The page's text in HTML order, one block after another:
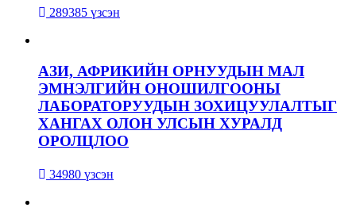
289385 үзсэн
АЗИ, АФРИКИЙН ОРНУУДЫН МАЛ
ЭМНЭЛГИЙН ОНОШИЛГООНЫ
ЛАБОРАТОРУУДЫН ЗОХИЦУУЛАЛТЫГ
ХАНГАХ ОЛОН УЛСЫН ХУРАЛД
ОРОЛЦЛОО
34980 үзсэн